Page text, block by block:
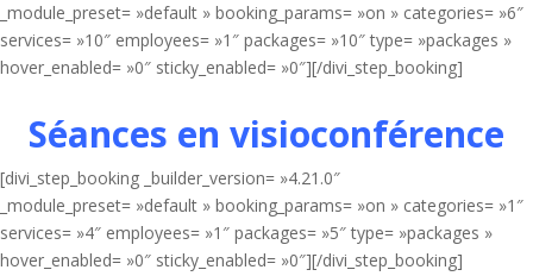
_module_preset= »default » booking_params= »on » categories= »6″
services= »10″ employees= »1″ packages= »10″ type= »packages »
hover_enabled= »0″ sticky_enabled= »0″][/divi_step_booking]
Séances en visioconférence
[divi_step_booking _builder_version= »4.21.0″
_module_preset= »default » booking_params= »on » categories= »1″
services= »4″ employees= »1″ packages= »5″ type= »packages »
hover_enabled= »0″ sticky_enabled= »0″][/divi_step_booking]